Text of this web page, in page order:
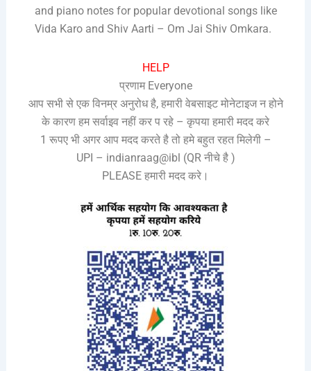
and piano notes for popular devotional songs like
Vida Karo and Shiv Aarti – Om Jai Shiv Omkara.
HELP
प्रणाम Everyone
आप सभी से एक विनम्र अनुरोध है, हमारी वेबसाइट मोनेटाइज न होने
के कारण हम सर्वाइव नहीं कर प रहे – कृपया हमारी मदद करे
1 रूपए भी अगर आप मदद करते है तो हमे बहुत रहत मिलेगी –
UPI – indianraag@ibl (QR नीचे है )
PLEASE हमारी मदद करे।